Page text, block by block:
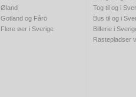
Øland
Gotland og Fårö
Flere øer i Sverige
Tog til og i
Bus til og i
Bilferie i
Rastepladser